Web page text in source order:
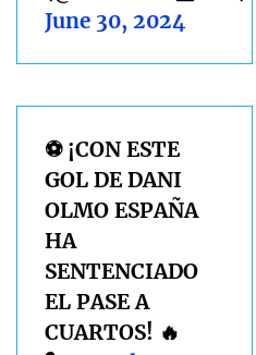
June 30, 2024
⚽️ ¡CON ESTE
GOL DE DANI
OLMO ESPAÑA
HA
SENTENCIADO
EL PASE A
CUARTOS! 🔥